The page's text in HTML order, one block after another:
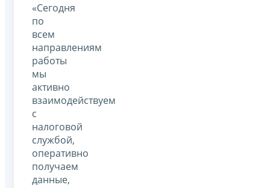
«Сегодня
по
всем
направлениям
работы
мы
активно
взаимодействуем
с
налоговой
службой,
оперативно
получаем
данные,